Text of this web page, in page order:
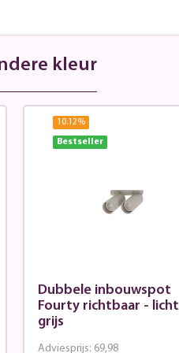
kleur
10.12%
Bestseller
Dubbele inbouwspot
Fourty richtbaar - licht
grijs
Adviesprijs: 69,98